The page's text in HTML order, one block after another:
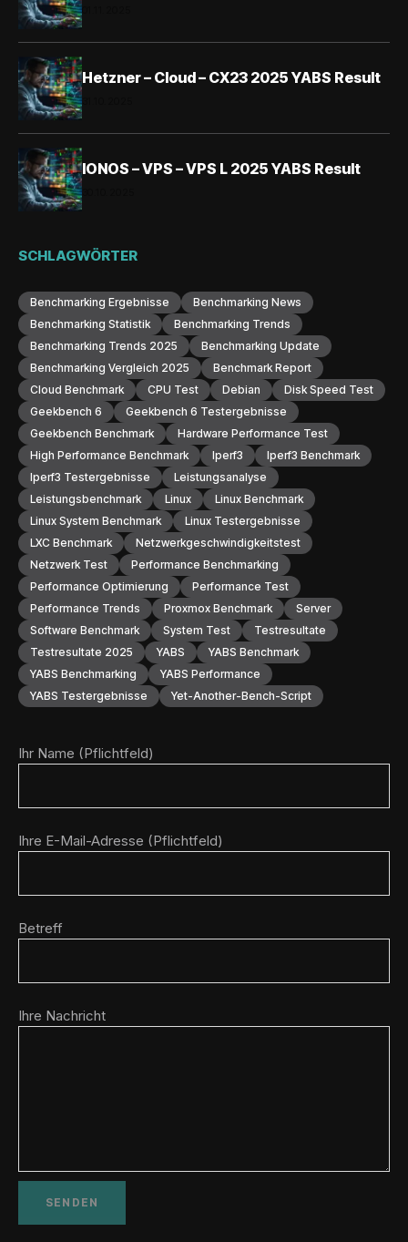
Hetzner – Cloud – CX23 2025 YABS Result
IONOS – VPS – VPS L 2025 YABS Result
SCHLAGWÖRTER
Benchmarking Ergebnisse
Benchmarking News
Benchmarking Statistik
Benchmarking Trends
Benchmarking Trends 2025
Benchmarking Update
Benchmarking Vergleich 2025
Benchmark Report
Cloud Benchmark
CPU Test Debian
Disk Speed Test
Geekbench 6
Geekbench 6 Testergebnisse
Geekbench Benchmark
Hardware Performance Test
High Performance Benchmark
Iperf3
Iperf3 Benchmark
Iperf3 Testergebnisse
Leistungsanalyse
Leistungsbenchmark
Linux
Linux Benchmark
Linux System Benchmark
Linux Testergebnisse
LXC Benchmark
Netzwerkgeschwindigkeitstest
Netzwerk Test
Performance Benchmarking
Performance Optimierung
Performance Test
Performance Trends
Proxmox Benchmark
Server
Software Benchmark
System Test
Testresultate
Testresultate 2025
YABS
YABS Benchmark
YABS Benchmarking
YABS Performance
YABS Testergebnisse
Yet-Another-Bench-Script
Ihr Name (Pflichtfeld)
Ihre E-Mail-Adresse (Pflichtfeld)
Betreff
Ihre Nachricht